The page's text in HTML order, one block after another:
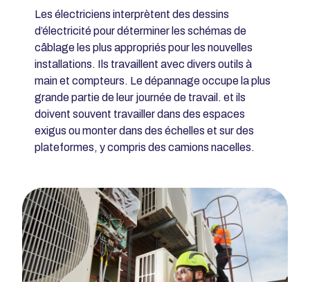
Les électriciens interprètent des dessins
d’électricité pour déterminer les schémas de
câblage les plus appropriés pour les nouvelles
installations. Ils travaillent avec divers outils à
main et compteurs. Le dépannage occupe la plus
grande partie de leur journée de travail. et ils
doivent souvent travailler dans des espaces
exigus ou monter dans des échelles et sur des
plateformes, y compris des camions nacelles.